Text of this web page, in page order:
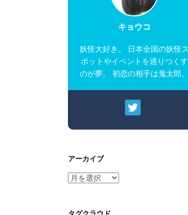
キョウコ
妖怪大好き。 日本全国の妖怪ス
ポットやイベントを巡りつくす
のが夢。 初恋の相手は鬼太郎。
アーカイブ
ア